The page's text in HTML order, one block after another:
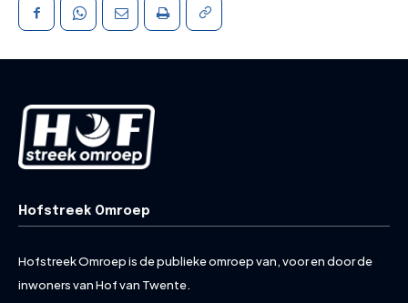
Hofstreek Omroep
Hofstreek Omroep is de publieke omroep van, voor en door de
inwoners van Hof van Twente.